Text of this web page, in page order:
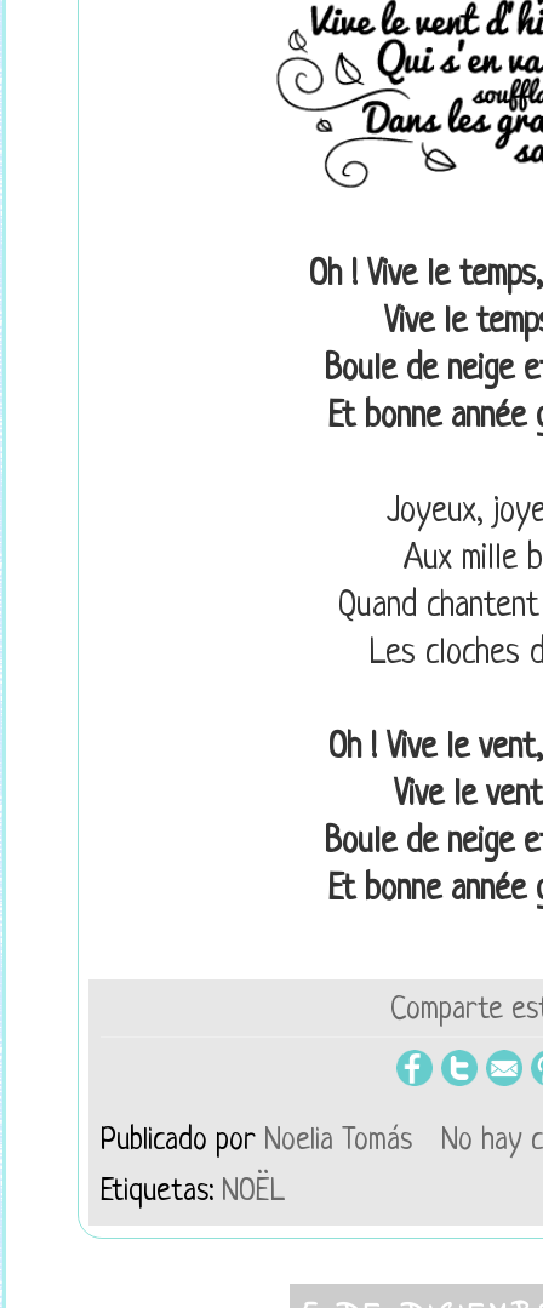
Oh ! Vive le
Vive le
Boule de neige
Et bonne année
Joyeux,
Aux mille
Quand
Les cloches
Oh ! Vive le
Vive le
Boule de neige
Et bonne année
Comparte
Publicado por Noelia Tomás
No hay
Etiquetas: NOËL